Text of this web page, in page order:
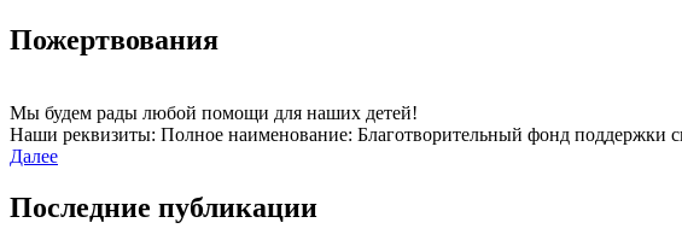
Пожертвования
Мы будем рады любой помощи для наших детей!
Наши реквизиты: Полное наименование: Благотворительный фонд поддержки
Далее
Последние публикации